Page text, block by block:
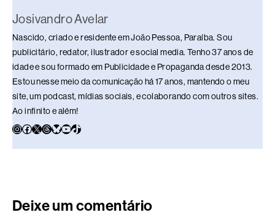
Josivandro Avelar
Nascido, criado e residente em João Pessoa, Paraíba. Sou
publicitário, redator, ilustrador e social media. Tenho 37 anos de
idade e sou formado em Publicidade e Propaganda desde 2013.
Estou nesse meio da comunicação há 17 anos, mantendo o meu
site, um podcast, mídias sociais, e colaborando com outros sites.
Ao infinito e além!
Deixe um comentário